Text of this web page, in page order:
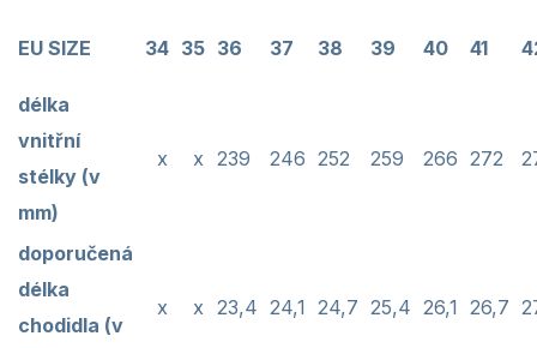
EU SIZE 34 35 36 37 38 39 40 41
délka
vnitřní
stélky (v
mm)
x x 239 246 252 259 266 272
doporučená
délka
chodidla (v
x x 23,4 24,1 24,7 25,4 26,1 26,7